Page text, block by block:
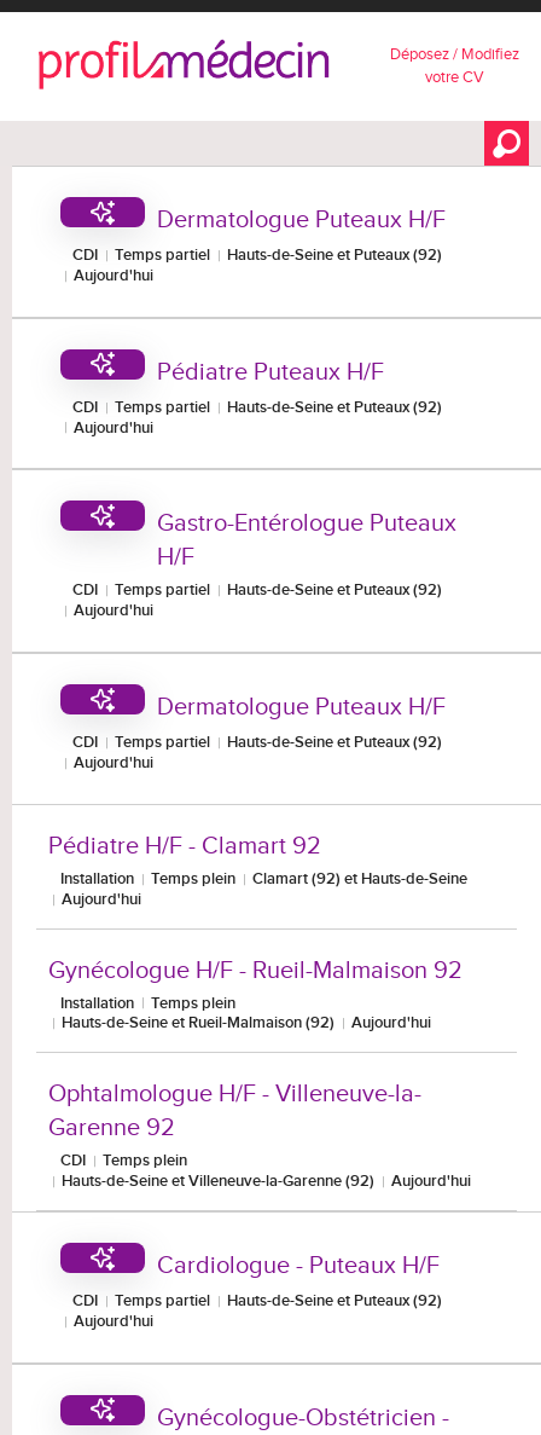
Déposez / Modifiez
votre CV
Dermatologue Puteaux H/F
CDI Temps partiel
Hauts-de-Seine et Puteaux (92)
Aujourd'hui
Pédiatre Puteaux H/F
CDI Temps partiel
Hauts-de-Seine et Puteaux (92)
Aujourd'hui
Gastro-Entérologue Puteaux
H/F
CDI Temps partiel
Hauts-de-Seine et Puteaux (92)
Aujourd'hui
Dermatologue Puteaux H/F
CDI Temps partiel
Hauts-de-Seine et Puteaux (92)
Aujourd'hui
Pédiatre H/F - Clamart 92
Installation Temps plein
Clamart (92) et Hauts-de-Seine
Aujourd'hui
Gynécologue H/F - Rueil-Malmaison 92
Installation
Temps plein
Hauts-de-Seine et Rueil-Malmaison (92)
Aujourd'hui
Ophtalmologue H/F - Villeneuve-la-
Garenne 92
CDI
Temps plein
Hauts-de-Seine et Villeneuve-la-Garenne (92)
Aujourd'hui
Cardiologue - Puteaux H/F
CDI Temps partiel
Hauts-de-Seine et Puteaux (92)
Aujourd'hui
Gynécologue-Obstétricien -